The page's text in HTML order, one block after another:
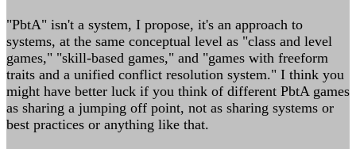
"PbtA" isn't a system, I propose, it's an approach to
systems, at the same conceptual level as "class and level
games," "skill-based games," and "games with freeform
traits and a unified conflict resolution system." I think you
might have better luck if you think of different PbtA games
as sharing a jumping off point, not as sharing systems or
best practices or anything like that.